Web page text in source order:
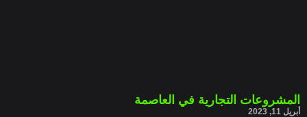
المشروعات التجارية في العاصمة
أبريل 11, 2023